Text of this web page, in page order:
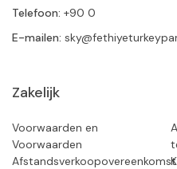
Telefoon: +90 0
E-mailen:
Zakelijk
Voorwaarden en
Voorwaarden
Afstandsverkoopovereenkomst